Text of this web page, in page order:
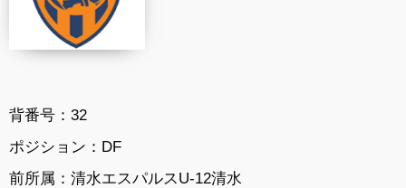
背番号：32
ポジション：DF
前所属：清水エスパルスU-12清水